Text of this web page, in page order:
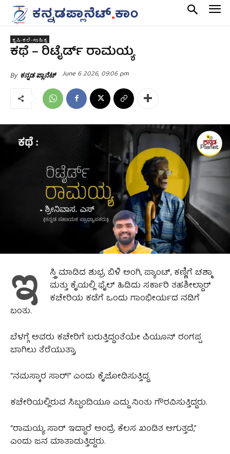
ಕೃಷಿ-ಕಲೆ-ಸಾಹಿತ್ಯ
ಕಥೆ – ರಿಟೈರ್ಡ್ ರಾಮಯ್ಯ
By ಕನ್ನಡ ಪ್ಲಾನೆಟ್ June 6 2026, 09:06 pm
ಇ
ಸ್ತ್ರಿ ಮಾಡಿದ ಶುಭ್ರ ಬಿಳಿ ಅಂಗಿ, ಪ್ಯಾಂಟ್, ಕಣ್ಣಿಗೆ ಚಶ್ಮಾ
ಮತ್ತು ಕೈಯಲ್ಲಿ ಫೈಲ್ ಹಿಡಿದು ಸರ್ಕಾರಿ ತಹಶೀಲ್ದಾರ್
ಕಚೇರಿಯ ಕಡೆಗೆ ಒಂದು ಗಾಂಭೀರ್ಯದ ನಡಿಗೆ
ಬಂತು.
ಬೆಳಗ್ಗೆ ಅವರು ಕಚೇರಿಗೆ ಬರುತ್ತಿದ್ದಂತೆಯೇ ಪಿಯೂನ್ ರಂಗಪ್ಪ
ಬಾಗಿಲು ತೆರೆಯುತ್ತಾ,
“ನಮಸ್ಕಾರ ಸಾರ್!” ಎಂದು ಕೈಜೋಡಿಸುತ್ತಿದ್ದ.
ಕಚೇರಿಯಲ್ಲಿರುವ ಸಿಬ್ಬಂದಿಯೂ ಎದ್ದು ನಿಂತು ಗೌರವಿಸುತ್ತಿದ್ದರು.
“ರಾಮಯ್ಯ ಸಾರ್ ಇದ್ದಾರೆ ಅಂದ್ರೆ ಕೆಲಸ ಖಂಡಿತ ಆಗುತ್ತದೆ,”
ಎಂದು ಜನ ಮಾತಾಡುತ್ತಿದ್ದರು.